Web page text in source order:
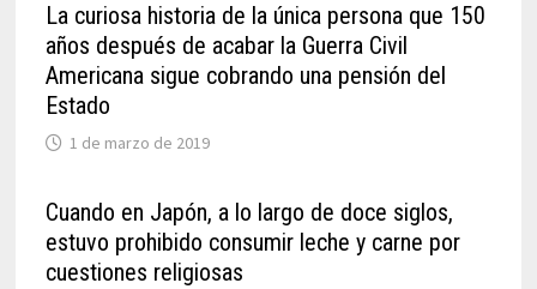
La curiosa historia de la única persona que 150
años después de acabar la Guerra Civil
Americana sigue cobrando una pensión del
Estado
1 de marzo de 2019
Cuando en Japón, a lo largo de doce siglos,
estuvo prohibido consumir leche y carne por
cuestiones religiosas